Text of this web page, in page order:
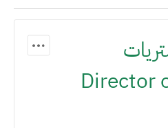
Director